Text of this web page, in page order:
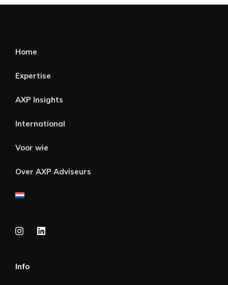
Home
Expertise
AXP Insights
International
Voor wie
Over AXP Adviseurs
Info